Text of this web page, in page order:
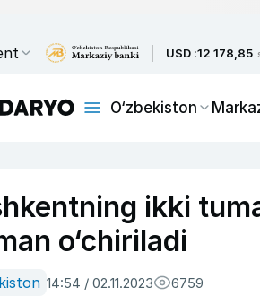
USD :12 178,85
O‘zbekiston
ikki
o‘chiriladi
14:54 / 02.11.2023 6759